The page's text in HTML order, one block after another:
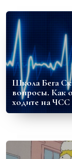
Школа Бега
вопросы. Как
ходите на ЧСС